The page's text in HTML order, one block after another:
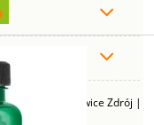
230 Goczałkowice Zdrój |
| Email: